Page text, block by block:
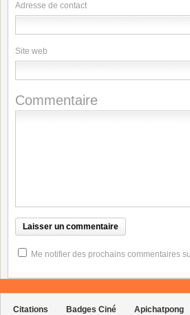
Adresse de contact
Site web
Commentaire
Me notifier des prochains commentaires
Citations Badges Ciné Apichatpong